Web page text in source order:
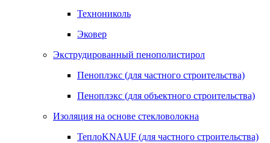
Технониколь
Эковер
Экструдированный пенополистирол
Пеноплэкс (для частного строительства)
Пеноплэкс (для объектного строительства)
Изоляция на основе стекловолокна
ТеплоKNAUF (для частного строительства)